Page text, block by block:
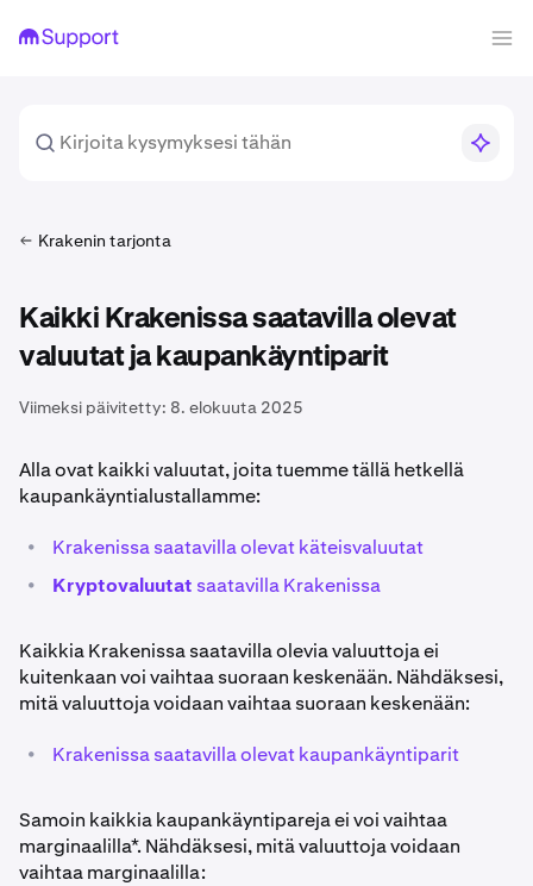
Krakenin tarjonta
Kaikki Krakenissa saatavilla olevat
valuutat ja kaupankäyntiparit
Viimeksi päivitetty: 8. elokuuta 2025
Alla ovat kaikki valuutat, joita tuemme tällä hetkellä
kaupankäyntialustallamme:
• Krakenissa saatavilla olevat käteisvaluutat
• Kryptovaluutat saatavilla Krakenissa
Kaikkia Krakenissa saatavilla olevia valuuttoja ei
kuitenkaan voi vaihtaa suoraan keskenään. Nähdäksesi,
mitä valuuttoja voidaan vaihtaa suoraan keskenään:
• Krakenissa saatavilla olevat kaupankäyntiparit
Samoin kaikkia kaupankäyntipareja ei voi vaihtaa
marginaalilla*. Nähdäksesi, mitä valuuttoja voidaan
vaihtaa marginaalilla: